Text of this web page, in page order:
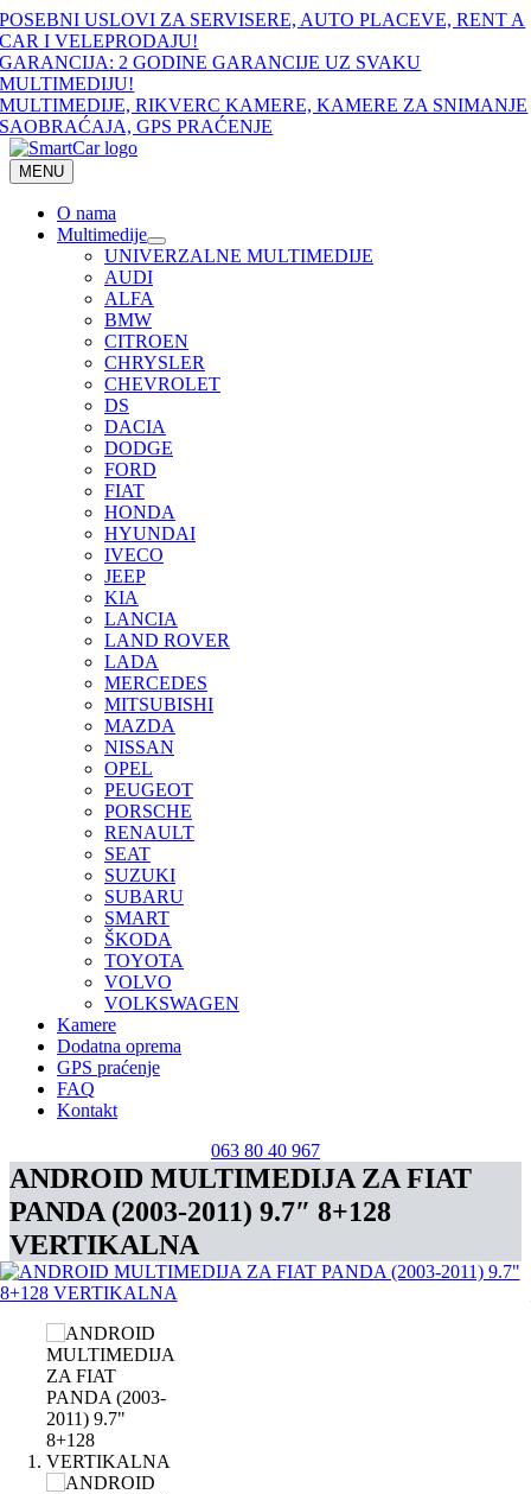
Skip
to
content
POSEBNI USLOVI ZA SERVISERE, AUTO PLACEVE, RENT A
CAR I VELEPRODAJU!
GARANCIJA: 2 GODINE GARANCIJE UZ SVAKU
MULTIMEDIJU!
MULTIMEDIJE, RIKVERC KAMERE, KAMERE ZA SNIMANJE
SAOBRAĆAJA, GPS PRAĆENJE
MENU
O nama
Multimedije
UNIVERZALNE MULTIMEDIJE
AUDI
ALFA
BMW
CITROEN
CHRYSLER
CHEVROLET
DS
DACIA
DODGE
FORD
FIAT
HONDA
HYUNDAI
IVECO
JEEP
KIA
LANCIA
LAND ROVER
LADA
MERCEDES
MITSUBISHI
MAZDA
NISSAN
OPEL
PEUGEOT
PORSCHE
RENAULT
SEAT
SUZUKI
SUBARU
SMART
ŠKODA
TOYOTA
VOLVO
VOLKSWAGEN
Kamere
Dodatna oprema
GPS praćenje
FAQ
Kontakt
063 80 40 967
ANDROID MULTIMEDIJA ZA FIAT
PANDA (2003-2011) 9.7″ 8+128
VERTIKALNA